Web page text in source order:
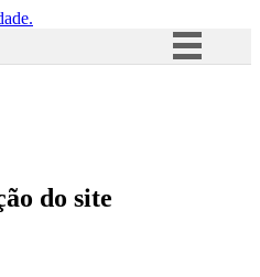
Acesso à informação
do site